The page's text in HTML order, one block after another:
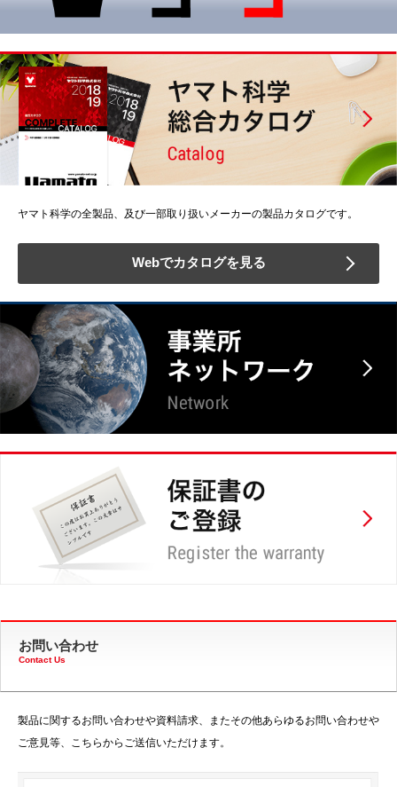
ヤマト科学の全製品、及び一部取り扱いメーカーの製品カタログです。
Webでカタログを見る
お問い合わせ
Contact Us
製品に関するお問い合わせや資料請求、またその他あらゆるお問い合わせや
ご意見等、こちらからご送信いただけます。